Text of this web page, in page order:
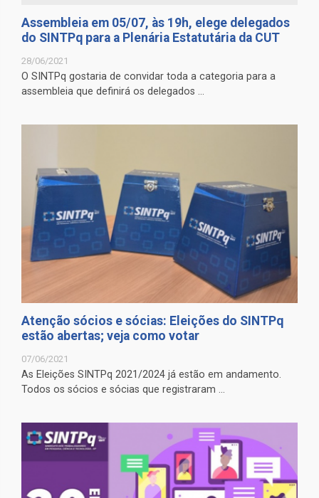
Assembleia em 05/07, às 19h, elege delegados
do SINTPq para a Plenária Estatutária da CUT
28/06/2021
O SINTPq gostaria de convidar toda a categoria para a
assembleia que definirá os delegados ...
Atenção sócios e sócias: Eleições do SINTPq
estão abertas; veja como votar
07/06/2021
As Eleições SINTPq 2021/2024 já estão em andamento.
Todos os sócios e sócias que registraram ...